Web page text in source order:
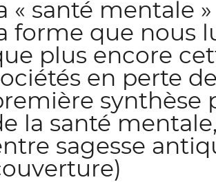
« santé mentale
forme que nous
plus encore
en perte
synthèse
la santé
sagesse